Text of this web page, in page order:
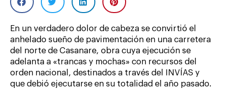
En un verdadero dolor de cabeza se convirtió el
anhelado sueño de pavimentación en una carretera
del norte de Casanare, obra cuya ejecución se
adelanta a «trancas y mochas» con recursos del
orden nacional, destinados a través del INVÍAS y
que debió ejecutarse en su totalidad el año pasado.